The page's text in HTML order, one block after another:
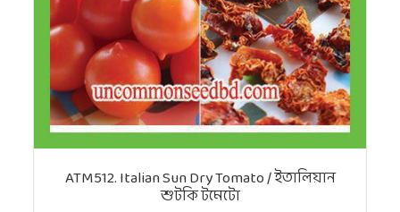
ATM512. Italian Sun Dry Tomato / ইতালিয়ান
শুটকি টমেটো